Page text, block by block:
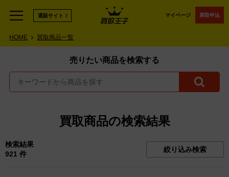
マイページ 買取申込
通販サイト
HOME 買取商品一覧
売りたい商品を検索する
買取商品の検索結果
検索結果
921 件
絞り込み検索